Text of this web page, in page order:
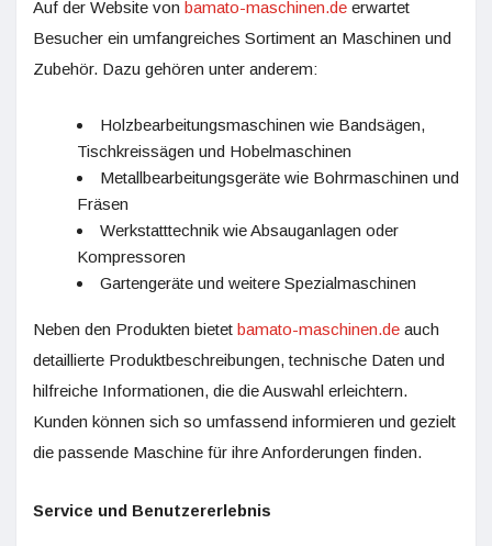
Auf der Website von bamato-maschinen.de erwartet
Besucher ein umfangreiches Sortiment an Maschinen und
Zubehör. Dazu gehören unter anderem:
Holzbearbeitungsmaschinen wie Bandsägen,
Tischkreissägen und Hobelmaschinen
Metallbearbeitungsgeräte wie Bohrmaschinen und
Fräsen
Werkstatttechnik wie Absauganlagen oder
Kompressoren
Gartengeräte und weitere Spezialmaschinen
Neben den Produkten bietet bamato-maschinen.de auch
detaillierte Produktbeschreibungen, technische Daten und
hilfreiche Informationen, die die Auswahl erleichtern.
Kunden können sich so umfassend informieren und gezielt
die passende Maschine für ihre Anforderungen finden.
Service und Benutzererlebnis